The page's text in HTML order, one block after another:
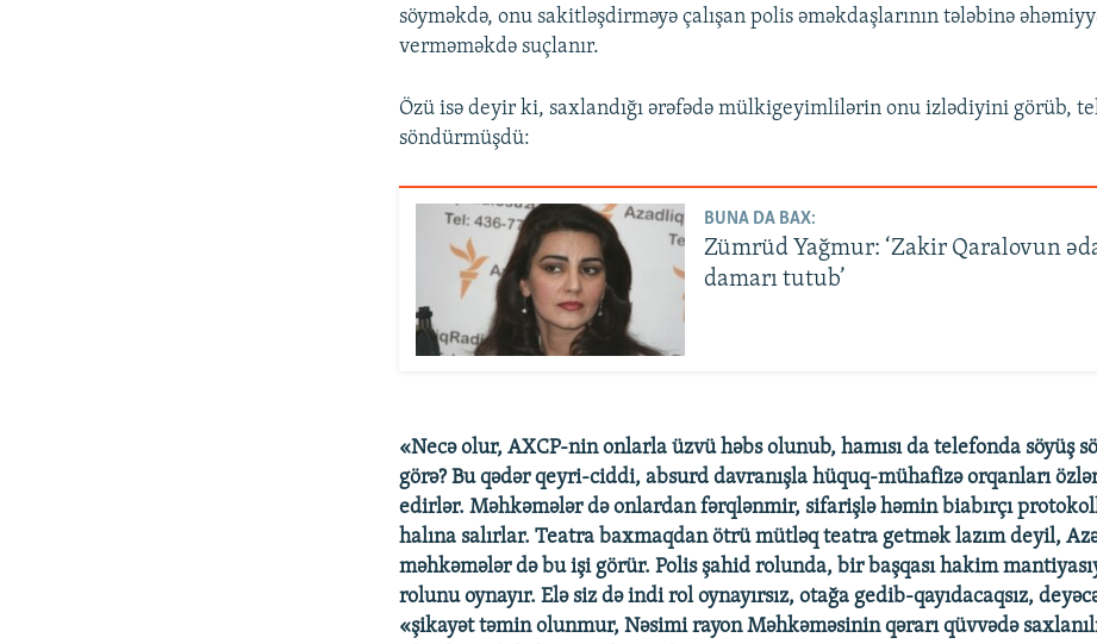
söyməkdə, onu sakitləşdirməyə çalışan polis əməkdaşlarının tələbinə
verməməkdə suçlanır.
Özü isə deyir ki, saxlandığı ərəfədə mülkigeyimlilərin onu izlədiyini görüb,
söndürmüşdü:
BUNA DA BAX:
Zümrüd Yağmur: ‘Zakir Qaralovun
damarı tutub’
«Necə olur, AXCP-nin onlarla üzvü həbs olunub, hamısı da telefonda söyüş
görə? Bu qədər qeyri-ciddi, absurd davranışla hüquq-mühafizə orqanları
edirlər. Məhkəmələr də onlardan fərqlənmir, sifarişlə həmin biabırçı
halına salırlar. Teatra baxmaqdan ötrü mütləq teatra getmək lazım deyil,
məhkəmələr də bu işi görür. Polis şahid rolunda, bir başqası hakim
rolunu oynayır. Elə siz də indi rol oynayırsız, otağa gedib-qayıdacaqsız,
«şikayət təmin olunmur, Nəsimi rayon Məhkəməsinin qərarı qüvvədə